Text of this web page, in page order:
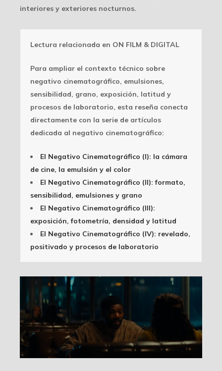
interiores y exteriores nocturnos.
Lectura relacionada en ON FILM & DIGITAL
Para ampliar el contexto técnico sobre
negativo cinematográfico, emulsiones,
sensibilidad, grano, exposición, latitud y
procesos de laboratorio, esta reseña conecta
directamente con la serie de artículos
dedicada al negativo cinematográfico:
El Negativo Cinematográfico (I): la cámara
de cine, la emulsión y el color
El Negativo Cinematográfico (II): formato,
sensibilidad, emulsiones y grano
El Negativo Cinematográfico (III):
exposición, fotometría, densidad y latitud
El Negativo Cinematográfico (IV): revelado,
positivado y procesos de laboratorio